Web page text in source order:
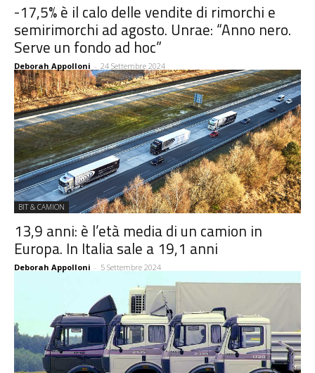
-17,5% è il calo delle vendite di rimorchi e
semirimorchi ad agosto. Unrae: “Anno nero.
Serve un fondo ad hoc”
Deborah Appolloni - 24 Settembre 2024
BIT & CAMION
13,9 anni: è l’età media di un camion in
Europa. In Italia sale a 19,1 anni
Deborah Appolloni - 5 Settembre 2024